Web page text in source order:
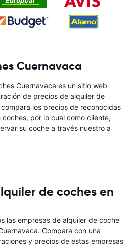
Cuernavaca
Cuernavaca es un sitio web
de precios de alquiler de
los precios de reconocidas
por lo cual como cliente,
su coche a través nuestro a
de coches en
las empresas de alquiler de coche
Compara con una
y precios de estas empresas